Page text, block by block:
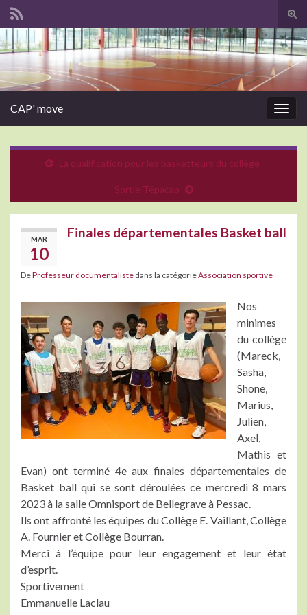
Search for:
CAP' move
La qualification pour les basketteurs du collège
Sortie Tépacap
MAR
10
Finales départementales Basket ball
DeProfesseur documentaliste dans la catégorieAssociation sportive
Nos
minimes
du collège
(Mareck,
Sasha,
Shone,
Marius,
Julien,
Axel,
Mathis et
Evan) ont terminé 4e aux finales départementales de
Basket ball qui se sont déroulées ce mercredi 8 mars
2023 à la salle Omnisport de Bellegrave à Pessac.
Ils ont affronté les équipes du Collège E. Vaillant, Collège
A. Fournier et Collège Bourran.
Merci à l’équipe pour leur engagement et leur état
d’esprit.
Sportivement
Emmanuelle Laclau